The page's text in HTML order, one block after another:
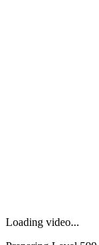
Loading video...